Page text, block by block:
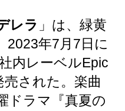
レラ 」は、緑黄
2023年7月7日に
内レーベルEpic
された。楽曲
ドラマ『真夏の